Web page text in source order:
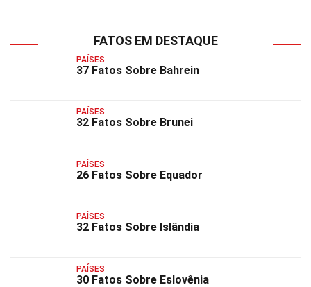
FATOS EM DESTAQUE
PAÍSES
37 Fatos Sobre Bahrein
PAÍSES
32 Fatos Sobre Brunei
PAÍSES
26 Fatos Sobre Equador
PAÍSES
32 Fatos Sobre Islândia
PAÍSES
30 Fatos Sobre Eslovênia